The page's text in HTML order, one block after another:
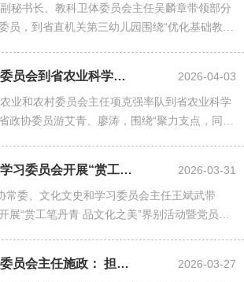
秘书长、教科卫体委员会主任吴麟章带领部分
员，到省直机关第三幼儿园围绕“优化基础教育
省政协农业和农村委员会到省农业科学院走访调研
2026-04-03
业和农村委员会主任项克强率队到省农业科学
政协委员游艾青、廖涛，围绕“聚力支点，同心
省政协文化文史和学习委员会开展“赏工笔丹青 品文化之美”界别活动
2026-03-31
常委、文化文史和学习委员会主任王斌武带
展“赏工笔丹青 品文化之美”界别活动暨党员委
省政协民族和宗教委员会主任施政： 担政协民宗之责 为支点建设广聚合力
2026-03-27